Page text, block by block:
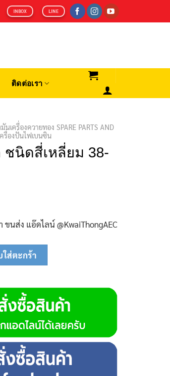
INBOX LINE
ติดต่อเรา
เครื่องควายทอง SPARE PARTS AND
รื่องปั่นไฟเบนซิน
ชนิดสี่เหลี่ยม 38-
นส่ง แอ๊ดไลน์ @KwaiThongAEC
เหลี่ยม 38-0201 (20A) ชิ้น
ส่ตะกร้า